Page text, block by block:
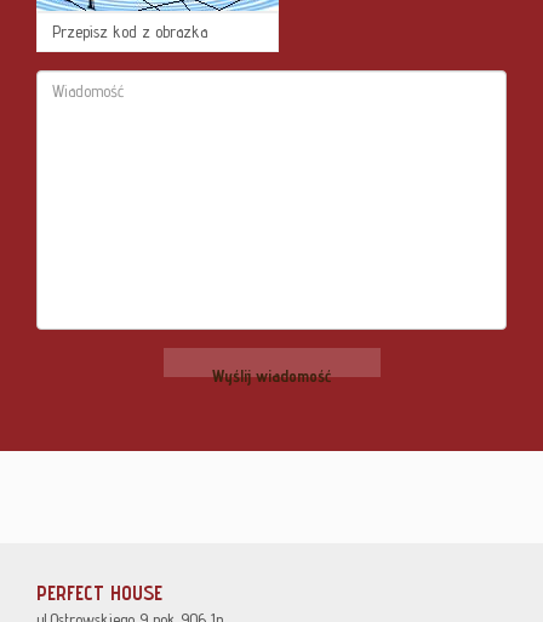
PERFECT HOUSE